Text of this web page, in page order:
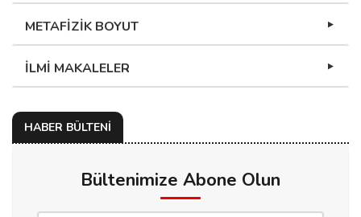
METAFİZİK BOYUT
İLMİ MAKALELER
HABER BÜLTENİ
Bültenimize Abone Olun